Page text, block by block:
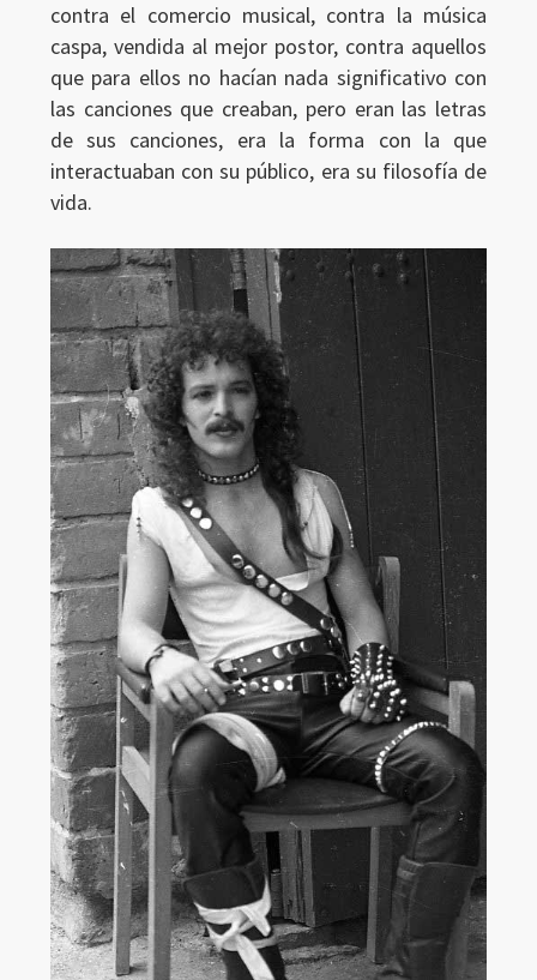
contra el comercio musical, contra la música
caspa, vendida al mejor postor, contra aquellos
que para ellos no hacían nada significativo con
las canciones que creaban, pero eran las letras
de sus canciones, era la forma con la que
interactuaban con su público, era su filosofía de
vida.